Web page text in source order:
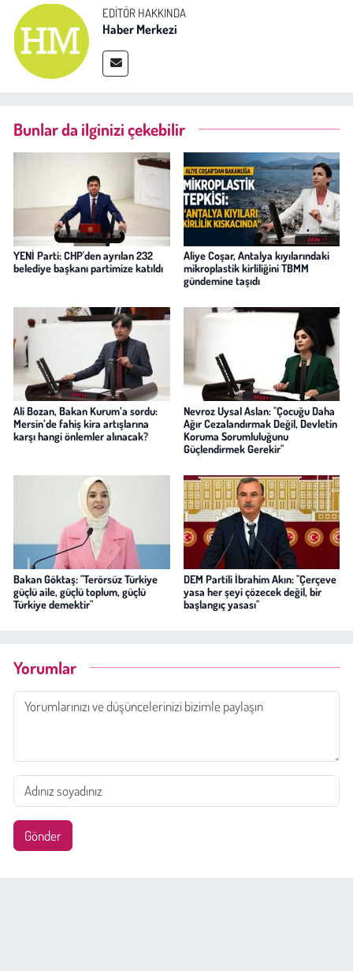
EDITÖR HAKKINDA
Haber Merkezi
Bunlar da ilginizi çekebilir
YENİ Parti: CHP'den ayrılan 232
belediye başkanı partimize katıldı
Aliye Coşar, Antalya kıyılarındaki
mikroplastik kirliliğini TBMM
gündemine taşıdı
Ali Bozan, Bakan Kurum’a sordu:
Mersin’de fahiş kira artışlarına
karşı hangi önlemler alınacak?
Nevroz Uysal Aslan: "Çocuğu Daha
Ağır Cezalandırmak Değil, Devletin
Koruma Sorumluluğunu
Güçlendirmek Gerekir"
Bakan Göktaş: "Terörsüz Türkiye
güçlü aile, güçlü toplum, güçlü
Türkiye demektir"
DEM Partili İbrahim Akın: "Çerçeve
yasa her şeyi çözecek değil, bir
başlangıç yasası"
Yorumlar
Gönder